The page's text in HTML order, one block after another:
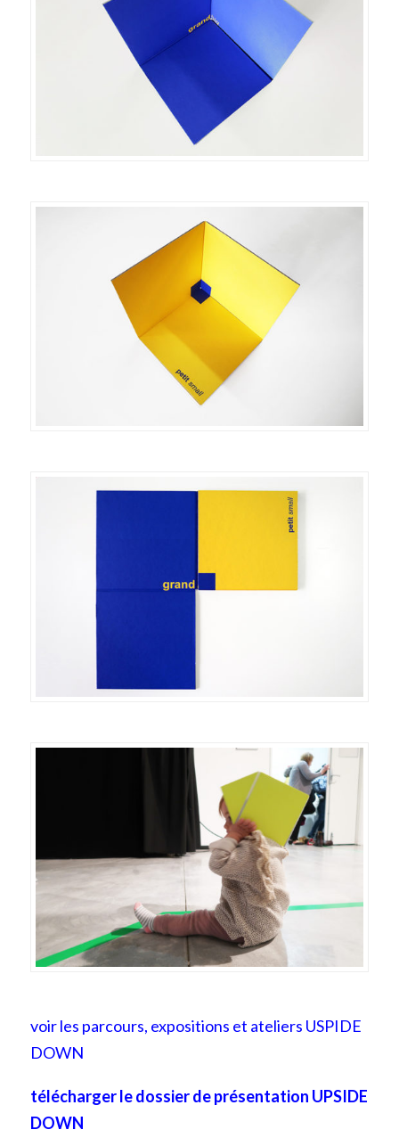
voir les parcours, expositions et ateliers USPIDE
DOWN
télécharger le dossier de présentation UPSIDE
DOWN